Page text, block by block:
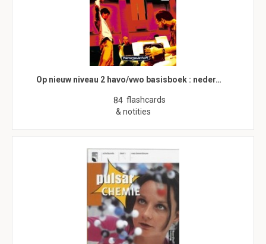
Op nieuw niveau 2 havo/vwo basisboek : neder…
84 flashcards
& notities